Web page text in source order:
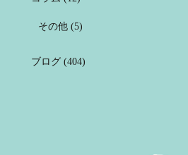
その他(5)
ブログ(404)